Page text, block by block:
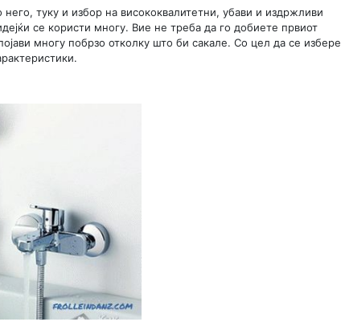
туку и избор на висококвалитетни, убави и издржливи
се користи многу. Вие не треба да го добиете првиот
многу побрзо отколку што би сакале. Со цел да се избере